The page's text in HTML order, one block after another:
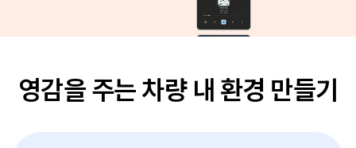
영감을 주는 차량 내 환경 만들기